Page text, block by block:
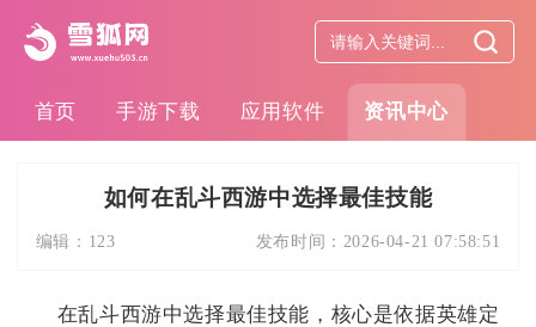
首页 手游下载 应用软件 资讯中心
如何在乱斗西游中选择最佳技能
编辑： 123 发布时间： 2026-04-21 07:58:51
在乱斗西游中选择最佳技能，核心是依据英雄定